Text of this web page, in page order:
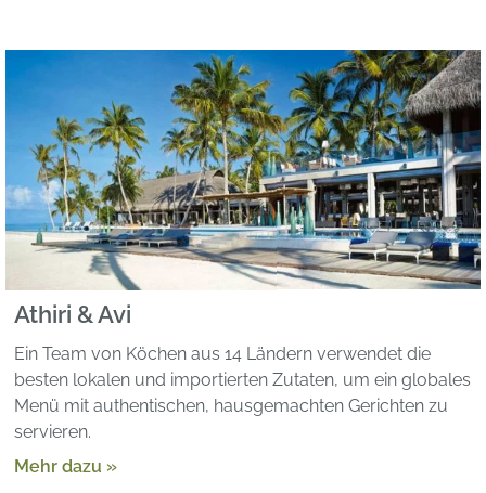
Athiri & Avi
Ein Team von Köchen aus 14 Ländern verwendet die
besten lokalen und importierten Zutaten, um ein globales
Menü mit authentischen, hausgemachten Gerichten zu
servieren.
Mehr dazu »